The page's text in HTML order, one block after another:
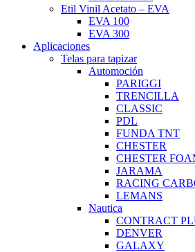
Etil Vinil Acetato – EVA
EVA 100
EVA 300
Aplicaciones
Telas para tapizar
Automoción
PARIGGI
TRENCILLA
CLASSIC
PDL
FUNDA TNT
CHESTER
CHESTER
JARAMA
RACING
LEMANS
Nautica
CONTRACT
DENVER
GALAXY